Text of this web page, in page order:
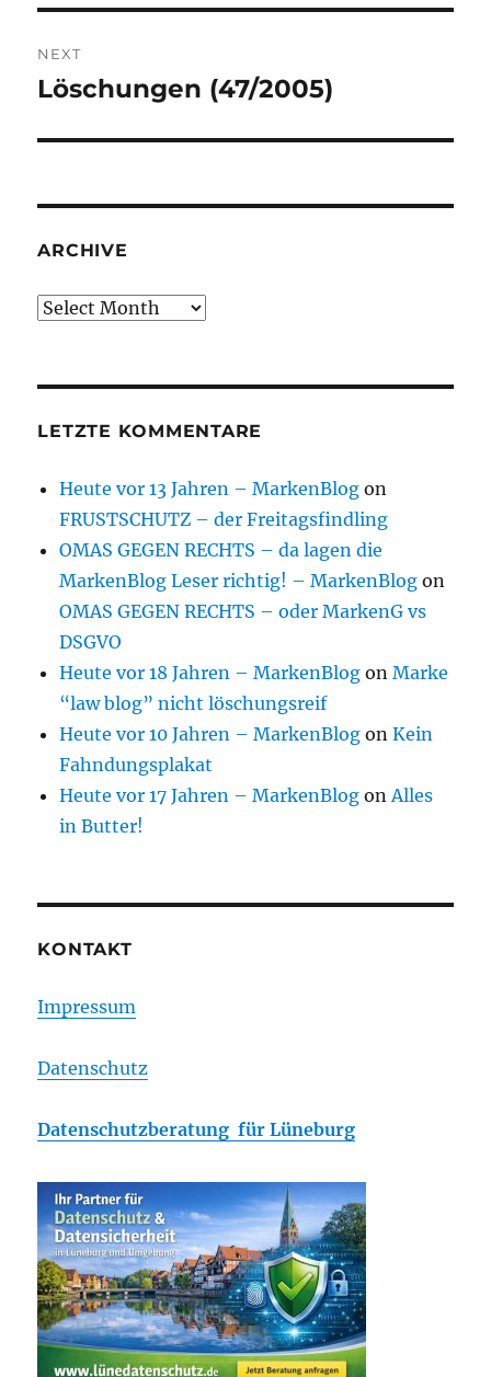
NEXT
Next
Löschungen (47/2005)
ARCHIVE
Archive
LETZTE KOMMENTARE
Heute vor 13 Jahren – MarkenBlog on
FRUSTSCHUTZ – der Freitagsfindling
OMAS GEGEN RECHTS – da lagen die
MarkenBlog Leser richtig! – MarkenBlog on
OMAS GEGEN RECHTS – oder MarkenG vs
DSGVO
Heute vor 18 Jahren – MarkenBlog onMarke
“law blog” nicht löschungsreif
Heute vor 10 Jahren – MarkenBlog onKein
Fahndungsplakat
Heute vor 17 Jahren – MarkenBlog onAlles
in Butter!
KONTAKT
Impressum
Datenschutz
Datenschutzberatung für Lüneburg